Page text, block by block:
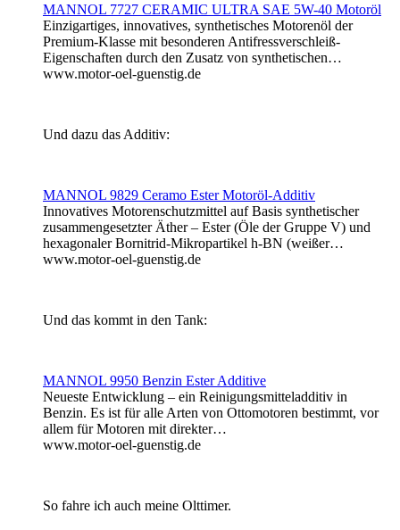
MANNOL 7727 CERAMIC ULTRA SAE 5W-40 Motoröl
Einzigartiges, innovatives, synthetisches Motorenöl der
Premium-Klasse mit besonderen Antifressverschleiß-
Eigenschaften durch den Zusatz von synthetischen…
www.motor-oel-guenstig.de
Und dazu das Additiv:
MANNOL 9829 Ceramo Ester Motoröl-Additiv
Innovatives Motorenschutzmittel auf Basis synthetischer
zusammengesetzter Äther – Ester (Öle der Gruppe V) und
hexagonaler Bornitrid-Mikropartikel h-BN (weißer…
www.motor-oel-guenstig.de
Und das kommt in den Tank:
MANNOL 9950 Benzin Ester Additive
Neueste Entwicklung – ein Reinigungsmitteladditiv in
Benzin. Es ist für alle Arten von Ottomotoren bestimmt, vor
allem für Motoren mit direkter…
www.motor-oel-guenstig.de
So fahre ich auch meine Olttimer.